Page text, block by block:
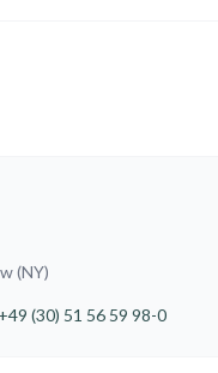
(NY)
+49 (30) 51 56 59 98-0